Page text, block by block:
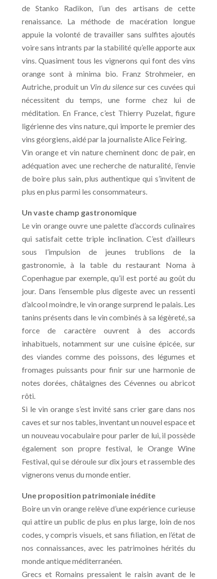
de Stanko Radikon, l’un des artisans de cette
renaissance. La méthode de macération longue
appuie la volonté de travailler sans sulfites ajoutés
voire sans intrants par la stabilité qu’elle apporte aux
vins. Quasiment tous les vignerons qui font des vins
orange sont à minima bio. Franz Strohmeier, en
Autriche, produit un Vin du silencesur ces cuvées qui
nécessitent du temps, une forme chez lui de
méditation. En France, c’est Thierry Puzelat, figure
ligérienne des vins nature, qui importe le premier des
vins géorgiens, aidé par la journaliste Alice Feiring.
Vin orange et vin nature cheminent donc de pair, en
adéquation avec une recherche de naturalité, l’envie
de boire plus sain, plus authentique qui s’invitent de
plus en plus parmi les consommateurs.
Un vaste champ gastronomique
Le vin orange ouvre une palette d’accords culinaires
qui satisfait cette triple inclination. C’est d’ailleurs
sous l’impulsion de jeunes trublions de la
gastronomie, à la table du restaurant Noma à
Copenhague par exemple, qu’il est porté au goût du
jour. Dans l’ensemble plus digeste avec un ressenti
d’alcool moindre, le vin orange surprend le palais. Les
tanins présents dans le vin combinés à sa légèreté, sa
force de caractère ouvrent à des accords
inhabituels, notamment sur une cuisine épicée, sur
des viandes comme des poissons, des légumes et
fromages puissants pour finir sur une harmonie de
notes dorées, châtaignes des Cévennes ou abricot
rôti.
Si le vin orange s’est invité sans crier gare dans nos
caves et sur nos tables, inventant un nouvel espace et
un nouveau vocabulaire pour parler de lui, il possède
également son propre festival, le Orange Wine
Festival, qui se déroule sur dix jours et rassemble des
vignerons venus du monde entier.
Une proposition patrimoniale inédite
Boire un vin orange relève d’une expérience curieuse
qui attire un public de plus en plus large, loin de nos
codes, y compris visuels, et sans filiation, en l’état de
nos connaissances, avec les patrimoines hérités du
monde antique méditerranéen.
Grecs et Romains pressaient le raisin avant de le